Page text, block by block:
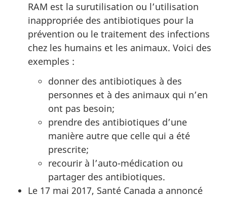
RAM est la surutilisation ou l’utilisation
inappropriée des antibiotiques pour la
prévention ou le traitement des infections
chez les humains et les animaux. Voici des
exemples :
donner des antibiotiques à des
personnes et à des animaux qui n’en
ont pas besoin;
prendre des antibiotiques d’une
manière autre que celle qui a été
prescrite;
recourir à l’auto-médication ou
partager des antibiotiques.
Le 17 mai 2017, Santé Canada a annoncé